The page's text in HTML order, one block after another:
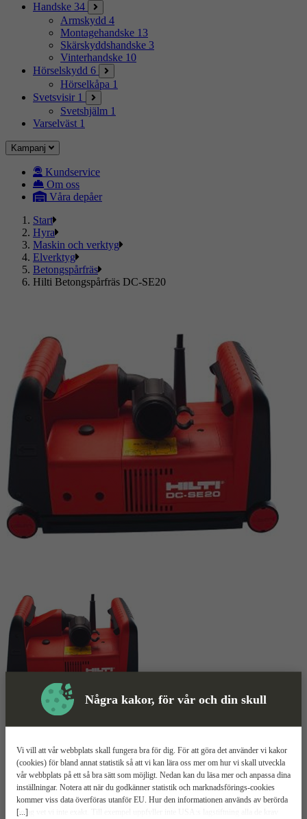
Några kakor, för vår och din skull
[...]
Vi vill att vår webbplats skall fungera bra för dig. För att göra det använder vi kakor
(cookies) för bland annat statistik så att vi kan lära oss mer om hur vi skall utveckla
vår webbplats på ett så bra sätt som möjligt. Nedan kan du läsa mer och anpassa dina
inställningar. Notera att när du godkänner statistik och marknadsförings-cookies
kommer viss data överföras utanför EU. Hur den informationen används av berörda
bolag vet vi inte exakt. Till exempel uppfyller inte USA:s lagstiftning alla de krav
Handske 34
Armskydd 4
Montagehandske 13
Skärskyddshandske 3
Vinterhandske 10
Hörselskydd 6
Hörselkåpa 1
Svetsvisir 1
Svetshjälm 1
Varselväst 1
Kampanj
Kundservice
Om oss
Våra depåer
Start
Hyra
Maskin och verktyg
Elverktyg
Betongspårfräs
Hilti Betongspårfräs DC-SE20
Betongspårfräs Mer information
Hilti DC-SE20